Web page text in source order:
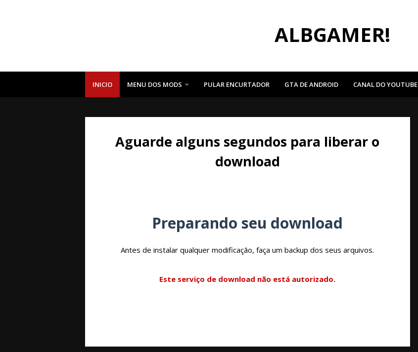
ALBGAMER!
INICIO MENU DOS MODS PULAR ENCURTADOR GTA DE ANDROID CANAL DO YOUTUBE
Aguarde alguns segundos para liberar o
download
Preparando seu download
Antes de instalar qualquer modificação, faça um backup dos seus arquivos.
Este serviço de download não está autorizado.